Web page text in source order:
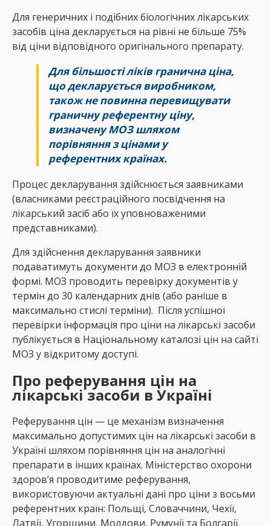
Для генеричних і подібних біологічних лікарських
засобів ціна декларується на рівні не більше 75%
від ціни відповідного оригінального препарату.
Для більшості ліків гранична ціна,
що декларується виробником,
також не повинна перевищувати
граничну референтну ціну,
визначену МОЗ шляхом
порівняння з цінами у
референтних країнах.
Процес декларування здійснюється заявниками
(власниками реєстраційного посвідчення на
лікарський засіб або їх уповноваженими
представниками).
Для здійснення декларування заявники
подаватимуть документи до МОЗ в електронній
формі. МОЗ проводить перевірку документів у
термін до 30 календарних днів (або раніше в
максимально стислі терміни). Після успішної
перевірки інформація про ціни на лікарські засоби
публікується в Національному каталозі цін на сайті
МОЗ у відкритому доступі.
Про реферування цін на
лікарські засоби в Україні
Реферування цін — це механізм визначення
максимально допустимих цін на лікарські засоби в
Україні шляхом порівняння цін на аналогічні
препарати в інших країнах. Міністерство охорони
здоров’я проводитиме реферування,
використовуючи актуальні дані про ціни з восьми
референтних країн: Польщі, Словаччини, Чехії,
Латвії, Угорщини, Молдови, Румунії та Болгарії.